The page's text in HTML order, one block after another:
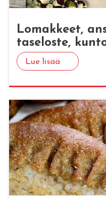
Lo­mak­keet,
ta­se­los­te,
Lue lisää